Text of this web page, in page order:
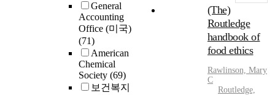
General
Accounting
Office (미국)
(71)
American
Chemical
Society (69)
보건복지
(The)
Routledge
handbook of
food ethics
Rawlinson, Mary
C
Routledge,